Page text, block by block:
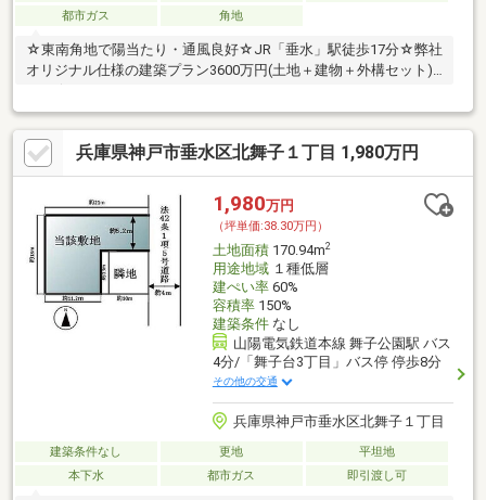
都市ガス
角地
☆東南角地で陽当たり・通風良好☆JR「垂水」駅徒歩17分☆弊社
オリジナル仕様の建築プラン3600万円(土地＋建物＋外構セット)
兵庫県神戸市垂水区北舞子１丁目 1,980万円
1,980万円
（坪単価:38.30万円）
土地面積170.94m2
用途地域１種低層
建ぺい率60%
容積率150%
建築条件なし
山陽電気鉄道本線 舞子公園駅 バス
4分/「舞子台3丁目」バス停 停歩8分
その他の交通
兵庫県神戸市垂水区北舞子１丁目
建築条件なし 更地
平坦地
本下水
都市ガス 即引渡し可